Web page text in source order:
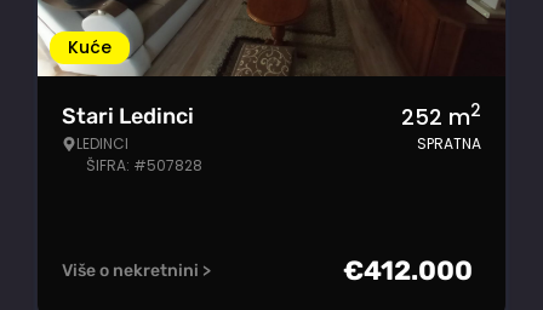
Kuće
Stari Ledinci
LEDINCI
ŠIFRA: #507828
252 m2
SPRATNA
Više o nekretnini > €412.000